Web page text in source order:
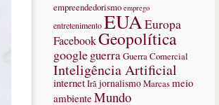
empreendedorismo emprego
entretenimentoEUAEuropa
FacebookGeopolítica
googleguerraGuerra Comercial
Inteligência Artificial
internetIrãjornalismoMarcasmeio
ambienteMundo